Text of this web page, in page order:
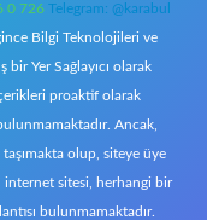
0 726 Telegram: @karabul
Bilgi Teknolojileri ve
Yer Sağlayıcı olarak
proaktif olarak
Ancak,
olup, siteye üye
internet sitesi, herhangi bir
bulunmamaktadır.